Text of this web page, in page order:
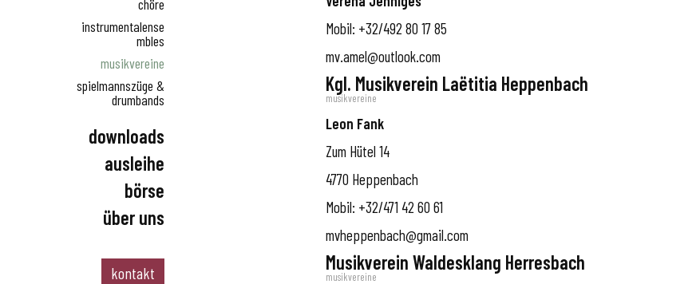
chöre
instrumentalense
mbles
musikvereine
spielmannszüge &
drumbands
downloads
ausleihe
börse
allgemeines
preisliste
über uns
partner
kontakt
Mobil: +32/492 80 17 85
mv.amel@outlook.com
Kgl. Musikverein Laëtitia Heppenbach
musikvereine
Leon Fank
Zum Hütel 14
4770 Heppenbach
Mobil: +32/471 42 60 61
mvheppenbach@gmail.com
Musikverein Waldesklang Herresbach
musikvereine